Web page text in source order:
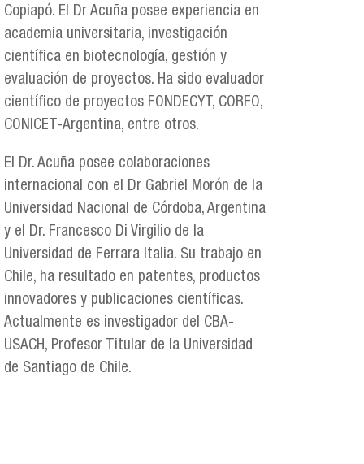
Copiapó. El Dr Acuña posee experiencia en
academia universitaria, investigación
científica en biotecnología, gestión y
evaluación de proyectos. Ha sido evaluador
científico de proyectos FONDECYT, CORFO,
CONICET-Argentina, entre otros.
El Dr. Acuña posee colaboraciones
internacional con el Dr Gabriel Morón de la
Universidad Nacional de Córdoba, Argentina
y el Dr. Francesco Di Virgilio de la
Universidad de Ferrara Italia. Su trabajo en
Chile, ha resultado en patentes, productos
innovadores y publicaciones científicas.
Actualmente es investigador del CBA-
USACH, Profesor Titular de la Universidad
de Santiago de Chile.